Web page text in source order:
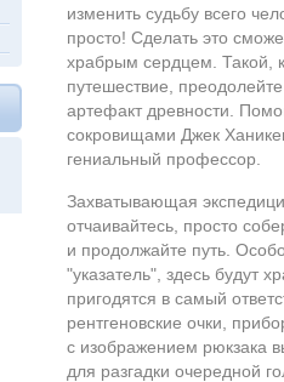
изменить судьбу всего
просто! Сделать это
храбрым сердцем. Такой,
путешествие,
артефакт древности.
сокровищами Джек
гениальный профессор.
Захватывающая
отчаивайтесь, просто
и продолжайте путь.
"указатель", здесь будут
пригодятся в самый
рентгеновские очки,
с изображением рюкзака
для разгадки очередной